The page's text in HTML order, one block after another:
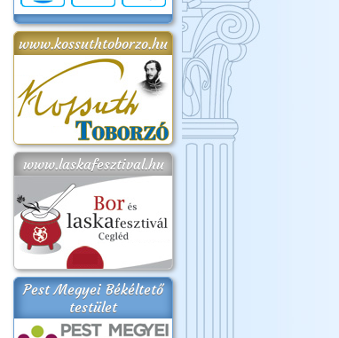
www.kossuthtoborzo.hu
www.laskafesztival.hu
Pest Megyei Békéltető
testület